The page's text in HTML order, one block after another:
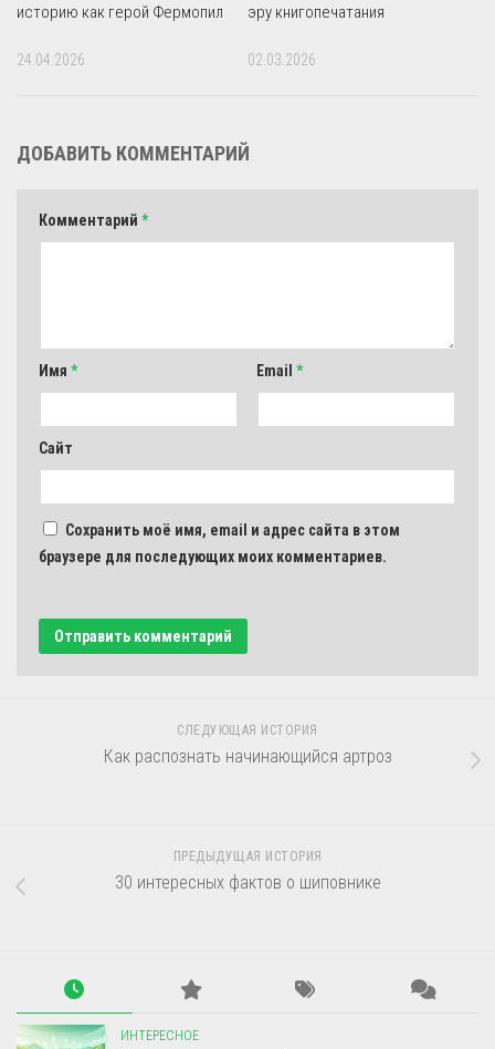
историю как герой Фермопил
24.04.2026
эру книгопечатания
02.03.2026
ДОБАВИТЬ КОММЕНТАРИЙ
Комментарий *
Имя * Email *
Сайт
Сохранить моё имя, email и адрес сайта в этом
браузере для последующих моих комментариев.
СЛЕДУЮЩАЯ ИСТОРИЯ
Как распознать начинающийся артроз
ПРЕДЫДУЩАЯ ИСТОРИЯ
30 интересных фактов о шиповнике
ИНТЕРЕСНОЕ